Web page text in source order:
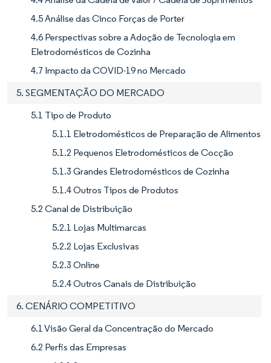
4.5 Análise das Cinco Forças de Porter
4.6 Perspectivas sobre a Adoção de Tecnologia em
Eletrodomésticos de Cozinha
4.7 Impacto da COVID-19 no Mercado
5. SEGMENTAÇÃO DO MERCADO
5.1 Tipo de Produto
5.1.1 Eletrodomésticos de Preparação de Alimentos
5.1.2 Pequenos Eletrodomésticos de Cocção
5.1.3 Grandes Eletrodomésticos de Cozinha
5.1.4 Outros Tipos de Produtos
5.2 Canal de Distribuição
5.2.1 Lojas Multimarcas
5.2.2 Lojas Exclusivas
5.2.3 Online
5.2.4 Outros Canais de Distribuição
6. CENÁRIO COMPETITIVO
6.1 Visão Geral da Concentração do Mercado
6.2 Perfis das Empresas